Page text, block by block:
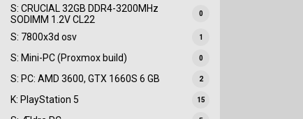
S: CRUCIAL 32GB DDR4-3200MHz
SODIMM 1.2V CL22
0
S: 7800x3d osv 1
S: Mini-PC (Proxmox build) 0
S: PC: AMD 3600, GTX 1660S 6 GB 2
K: PlayStation 5 15